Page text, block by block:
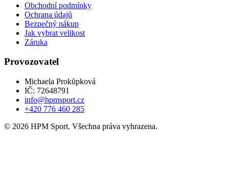
Obchodní podmínky
Ochrana údajů
Bezpečný nákup
Jak vybrat velikost
Záruka
Provozovatel
Michaela Prokůpková
IČ: 72648791
info@hpmsport.cz
+420 776 460 285
© 2026 HPM Sport. Všechna práva vyhrazena.